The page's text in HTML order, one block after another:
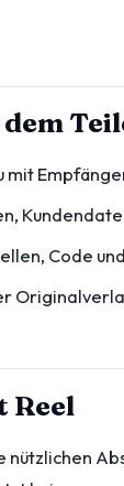
mit
Code
Reel
nützlichen